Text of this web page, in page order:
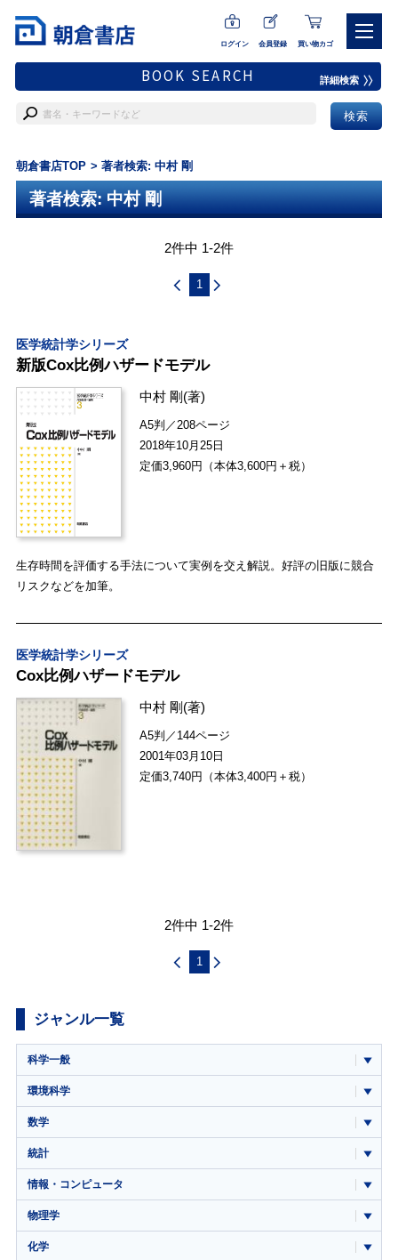
ログイン 会員登録 買い物カゴ
BOOK SEARCH 詳細検索
朝倉書店TOP 著者検索: 中村 剛
著者検索: 中村 剛
2件中 1-2件
1
医学統計学シリーズ
新版Cox比例ハザードモデル
中村 剛 (著)
A5判／208ページ
2018年10月25日
定価3,960円（本体3,600円＋税）
生存時間を評価する手法について実例を交え解説。好評の旧版に競合
リスクなどを加筆。
医学統計学シリーズ
Cox比例ハザードモデル
中村 剛 (著)
A5判／144ページ
2001年03月10日
定価3,740円（本体3,400円＋税）
2件中 1-2件
1
ジャンル一覧
科学一般
環境科学
数学
統計
情報・コンピュータ
物理学
化学